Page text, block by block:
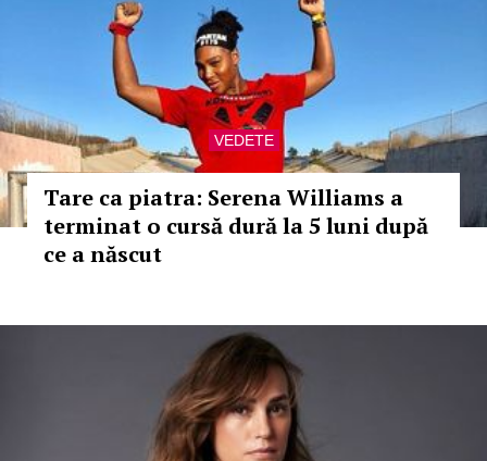
VEDETE
Tare ca piatra: Serena Williams a
terminat o cursă dură la 5 luni după
ce a născut